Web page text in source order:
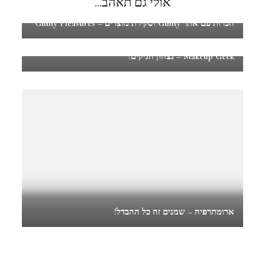
הכרות עם אתר Guilty וסקירת מוצרים – Guilty Pleasures
Makeup Geek – נצחון הגיקים!
ארומתרפיה – שמנים זה כל ההבדל!